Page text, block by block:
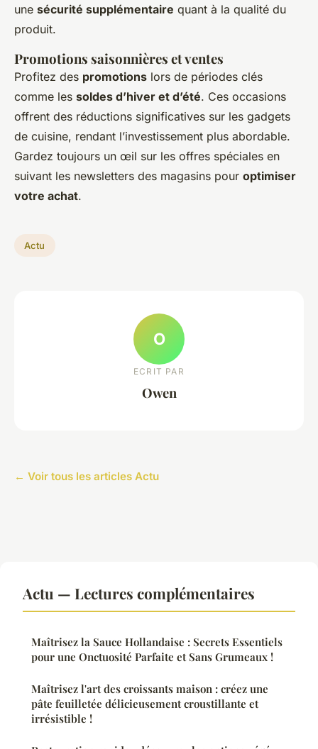
une sécurité supplémentaire quant à la qualité du
produit.
Promotions saisonnières et ventes
Profitez des promotions lors de périodes clés
comme les soldes d’hiver et d’été. Ces occasions
offrent des réductions significatives sur les gadgets
de cuisine, rendant l’investissement plus abordable.
Gardez toujours un œil sur les offres spéciales en
suivant les newsletters des magasins pour optimiser
votre achat.
Actu
O
ECRIT PAR
Owen
← Voir tous les articles Actu
Actu — Lectures complémentaires
Maîtrisez la Sauce Hollandaise : Secrets Essentiels
pour une Onctuosité Parfaite et Sans Grumeaux !
Maîtrisez l'art des croissants maison : créez une
pâte feuilletée délicieusement croustillante et
irrésistible !